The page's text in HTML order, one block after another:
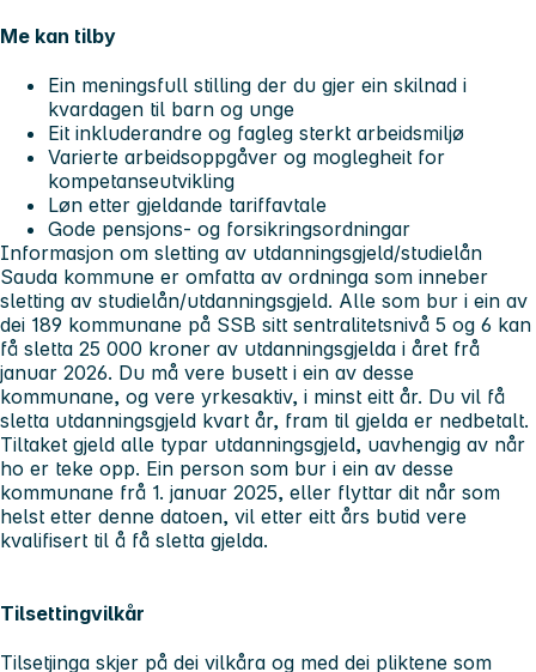
Me kan tilby
Ein meningsfull stilling der du gjer ein skilnad i
kvardagen til barn og unge
Eit inkluderandre og fagleg sterkt arbeidsmiljø
Varierte arbeidsoppgåver og moglegheit for
kompetanseutvikling
Løn etter gjeldande tariffavtale
Gode pensjons- og forsikringsordningar
Informasjon om sletting av utdanningsgjeld/studielån
Sauda kommune er omfatta av ordninga som inneber
sletting av studielån/utdanningsgjeld. Alle som bur i ein av
dei 189 kommunane på SSB sitt sentralitetsnivå 5 og 6 kan
få sletta 25 000 kroner av utdanningsgjelda i året frå
januar 2026. Du må vere busett i ein av desse
kommunane, og vere yrkesaktiv, i minst eitt år. Du vil få
sletta utdanningsgjeld kvart år, fram til gjelda er nedbetalt.
Tiltaket gjeld alle typar utdanningsgjeld, uavhengig av når
ho er teke opp. Ein person som bur i ein av desse
kommunane frå 1. januar 2025, eller flyttar dit når som
helst etter denne datoen, vil etter eitt års butid vere
kvalifisert til å få sletta gjelda.
Tilsettingvilkår
Tilsetjinga skjer på dei vilkåra og med dei pliktene som